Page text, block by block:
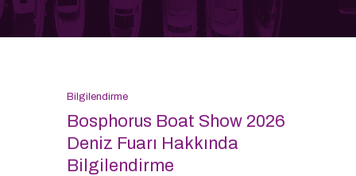
TR
Bilgilendirme
Bosphorus Boat Show 2026
Deniz Fuarı Hakkında
Bilgilendirme